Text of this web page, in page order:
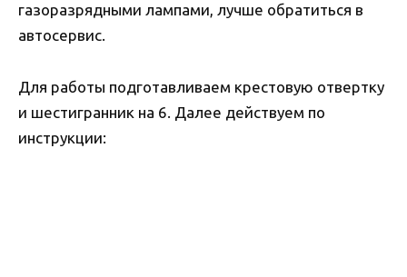
газоразрядными лампами, лучше обратиться в
автосервис.
Для работы подготавливаем крестовую отвертку
и шестигранник на 6. Далее действуем по
инструкции: